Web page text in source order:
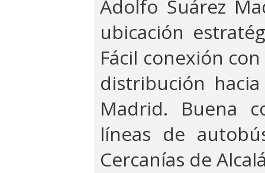
Adolfo Suárez
ubicación
Fácil conexión
distribución
Madrid. Buena
líneas de
Cercanías de